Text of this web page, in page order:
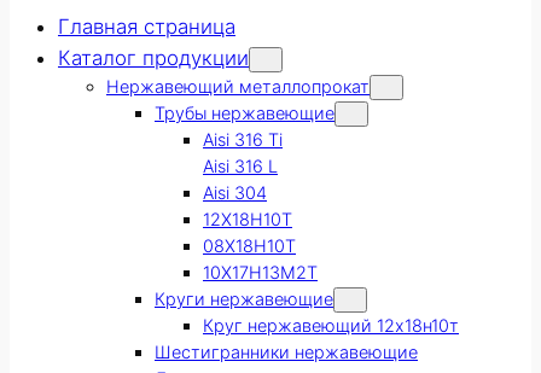
Главная страница
Каталог продукции
Нержавеющий металлопрокат
Трубы нержавеющие
Aisi 316 Ti
Aisi 316 L
Aisi 304
12Х18Н10Т
08Х18Н10Т
10Х17Н13М2Т
Круги нержавеющие
Круг нержавеющий 12х18н10т
Шестигранники нержавеющие